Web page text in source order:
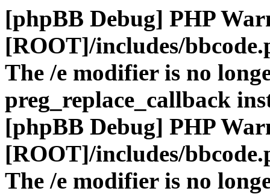
[phpBB Debug] PHP
[ROOT]/includes/
The /e modifier is no
preg_replace_callback
[phpBB Debug] PHP
[ROOT]/includes/
The /e modifier is no